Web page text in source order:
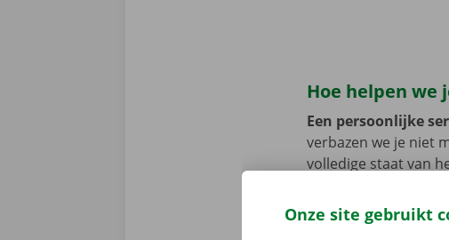
Hoe helpen we
Een persoonlijke
verbazen we je niet
volledige staat van
vertoont. In dat
Europa. Zo vertrek
Onze site gebruikt